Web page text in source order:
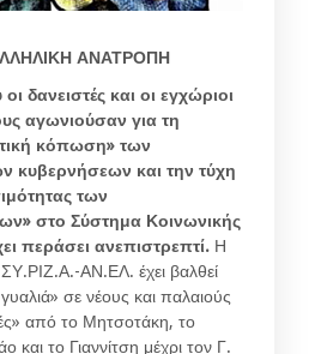
ΑΝΑΤΡΟΠΗ
δανειστές και οι εγχώριοι
αγωνιούσαν για τη
κόπωση» των
κυβερνήσεων και την τύχη
των
στο Σύστημα Κοινωνικής
περάσει ανεπιστρεπτί. Η
ΑΝ.ΕΛ. έχει βαλθεί
σε νέους και παλαιούς
από το Μητσοτάκη, το
και το Γιαννίτση μέχρι τον Γ.